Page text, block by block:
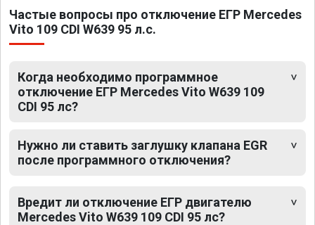
Частые вопросы про отключение ЕГР Mercedes
Vito 109 CDI W639 95 л.с.
Когда необходимо программное
отключение ЕГР Mercedes Vito W639 109
CDI 95 лс?
Нужно ли ставить заглушку клапана EGR
после программного отключения?
Вредит ли отключение ЕГР двигателю
Mercedes Vito W639 109 CDI 95 лс?